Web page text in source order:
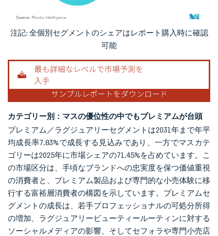
画像 © Mordor Intelligence。再利用にはCC BY 4.0の表示が必要です。
注記: 全個別セグメントのシェアはレポート購入時に確認
可能
カテゴリー別：マスの優位性の中でもプレミアムが台頭
プレミアム／ラグジュアリーセグメントは2031年まで年平
均成長率7.83%で成長する見込みであり、一方でマスカテ
ゴリーは2025年に市場シェアの71.45%を占めています。こ
の市場区分は、手頃なブランドへの忠実度を保つ価値重視
の消費者と、プレミアム製品および専門的な小売体験に移
行する富裕層消費者の構図を示しています。プレミアムセ
グメントの成長は、若手プロフェッショナルの可処分所得
の増加、ラグジュアリービューティールーティンに対する
ソーシャルメディアの影響、そしてセフォラや専門小売店